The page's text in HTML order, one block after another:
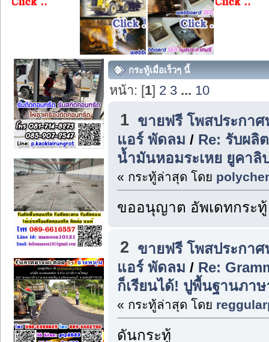
กระทู้เมื่อเร็วๆ นี้
หน้า: [1] 2 3 ... 10
1 ขายฟรี โพสประกาศ
แอร์ พัดลม / Re: รับผลิ
น้ำมันหอมระเหย ยูคาลิ
« กระทู้ล่าสุด โดย
ขออนุญาต อัพเดทกระทู้
2 ขายฟรี โพสประกาศ
แอร์ พัดลม / Re:
ก็เรียนได้! ปูพื้นฐานภา
« กระทู้ล่าสุด โดย
ดันกระทู้